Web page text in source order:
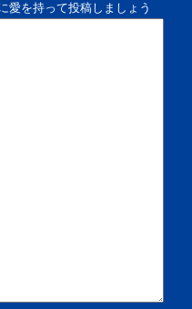
愛を持って投稿しましょう